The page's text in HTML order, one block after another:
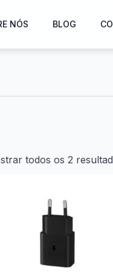
NÓS BLOG
todos os 2